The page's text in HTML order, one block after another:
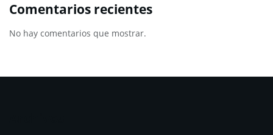
Comentarios recientes
No hay comentarios que mostrar.